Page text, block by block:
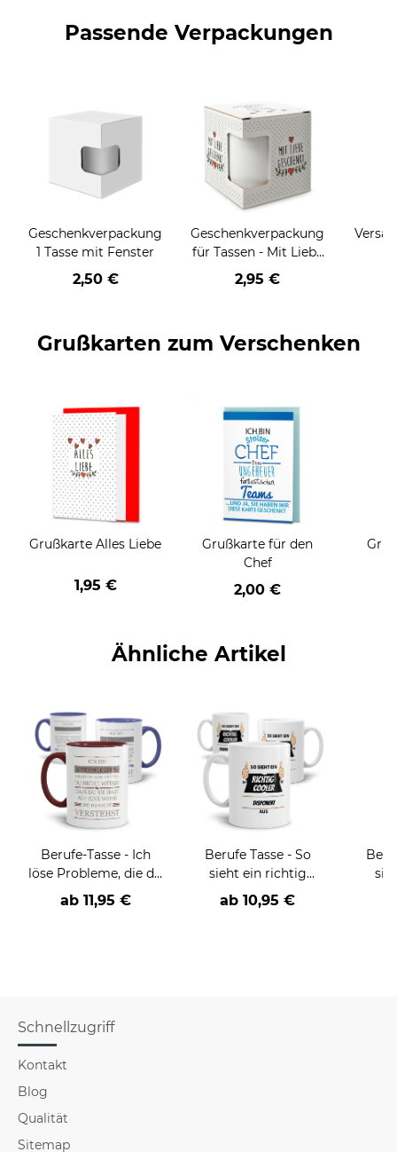
Passende Verpackungen
Geschenkverpackung
1 Tasse mit Fenster
2,50 €
Geschenkverpackung
für Tassen - Mit Liebe
geschenkt
2,95 €
Grußkarten zum Verschenken
Grußkarte Alles Liebe
1,95 €
Grußkarte für den
Chef
2,00 €
Ähnliche Artikel
Berufe-Tasse - Ich
löse Probleme, die du
nicht verstehst -
verschiedene Berufe
ab 11,95 €
Berufe Tasse - So
sieht ein richtig
cooler -BERUF- aus
ab 10,95 €
Schnellzugriff
Kontakt
Blog
Qualität
Sitemap